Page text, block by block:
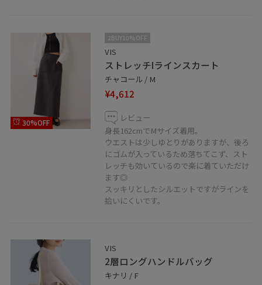
30%OFF
2BUY10%OFF
VIS
ストレッチIラインスカート
チャコール / M
¥4,612
レビュー
身長162cmでMサイズ着用。
ウエストは少しゆとりがありますが、後ろ
にゴムが入っているため落ちてこず、スト
レッチも効いているので楽に着ていただけ
ます◎
スッキリとしたシルエットですがラインを
拾いにくいです。
VIS
2層ロングハンドルバッグ
キナリ / F